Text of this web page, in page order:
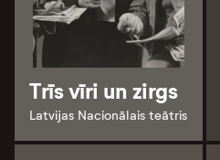
Trīs vīri un zirgs
Latvijas Nacionālais teātris